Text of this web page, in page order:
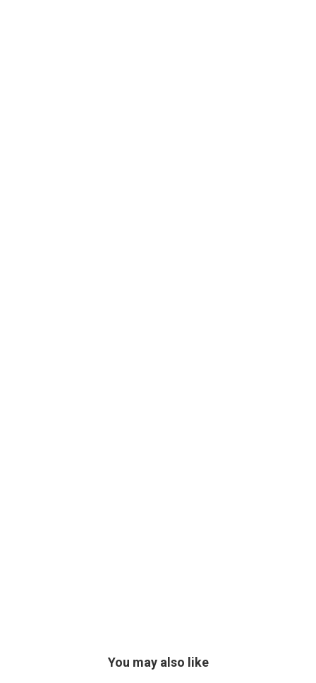
You may also like